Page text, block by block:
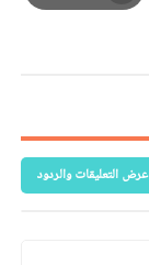
Print
عرض التعليقات والردود